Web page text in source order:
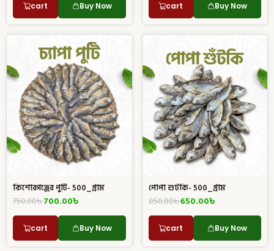
cart Buy Now cart Buy Now
কিশোরগঞ্জের পুটি- 500_গ্রাম
750.00৳700.00৳
cart Buy Now
পোপা শুটকি- 500_গ্রাম
850.00৳650.00৳
cart Buy Now